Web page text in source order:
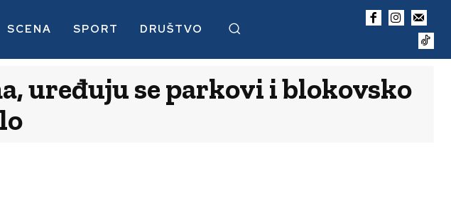
SCENA SPORT DRUŠTVO
uređuju se parkovi i blokovsko